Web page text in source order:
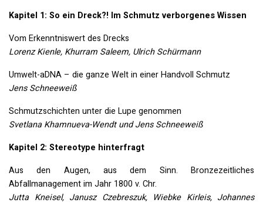
Kapitel 1: So ein Dreck?! Im Schmutz verborgenes Wissen
Vom Erkenntniswert des Drecks
Lorenz Kienle, Khurram Saleem, Ulrich Schürmann
Umwelt-aDNA – die ganze Welt in einer Handvoll Schmutz
Jens Schneeweiß
Schmutzschichten unter die Lupe genommen
Svetlana Khamnueva-Wendt und Jens Schneeweiß
Kapitel 2: Stereotype hinterfragt
Aus den Augen, aus dem Sinn. Bronzezeitliches
Abfallmanagement im Jahr 1800 v. Chr.
Jutta Kneisel, Janusz Czebreszuk, Wiebke Kirleis, Johannes